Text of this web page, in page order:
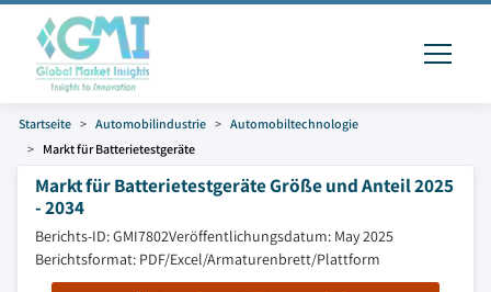
Startseite Automobilindustrie
Automobiltechnologie
Markt für Batterietestgeräte
Markt für Batterietestgeräte Größe und Anteil 2025
- 2034
Berichts-ID: GMI7802Veröffentlichungsdatum: May 2025
Berichtsformat: PDF/Excel/Armaturenbrett/Plattform